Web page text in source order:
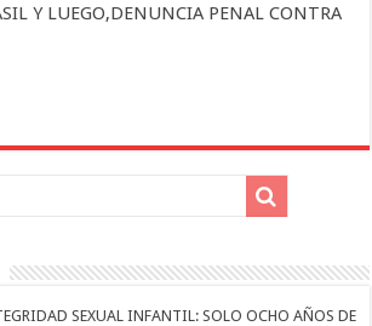
Y LUEGO,DENUNCIA PENAL CONTRA
SEXUAL INFANTIL: SOLO OCHO AÑOS DE